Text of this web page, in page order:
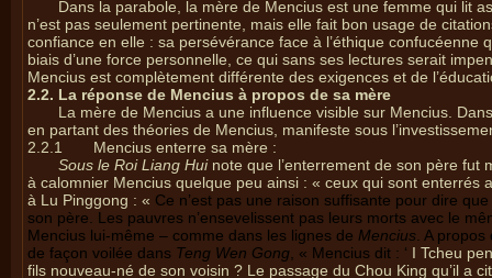
Dans la parabole, la mère de Mencius est une femme qui lit
n’est pas seulement pertinente, mais elle fait bon usage de
confiance en elle : sa persévérance face à l’éthique
biais d’une force personnelle, ce qui sans ses lectures serait
Mencius est complètement différente des exigences et de
2.2. La réponse de Mencius à propos de sa mère
La mère de Mencius a une influence visible sur Mencius.
en partant des théories de Mencius, manifeste sous
2.2.1
Mencius enterre sa mère :
Sous le Roi Liang Huinote que l’enterrement de son père fut
à calomnier Mencius quelque peu ainsi : « ceux qui sont enterrés
à Lu Pinggong : « Ce n’est pas une raison suffisante pour dire
son père. Les pauvres n’ensevelissent pas leurs morts avec le
Mencius lui-même – comme dans les lignes de Mencius. A
de façon voilée dans Teng Wen Gong, « Mencius dit : ‘ I Tcheu
fils nouveau-né de son voisin ? Le passage du Chou King qu’il a